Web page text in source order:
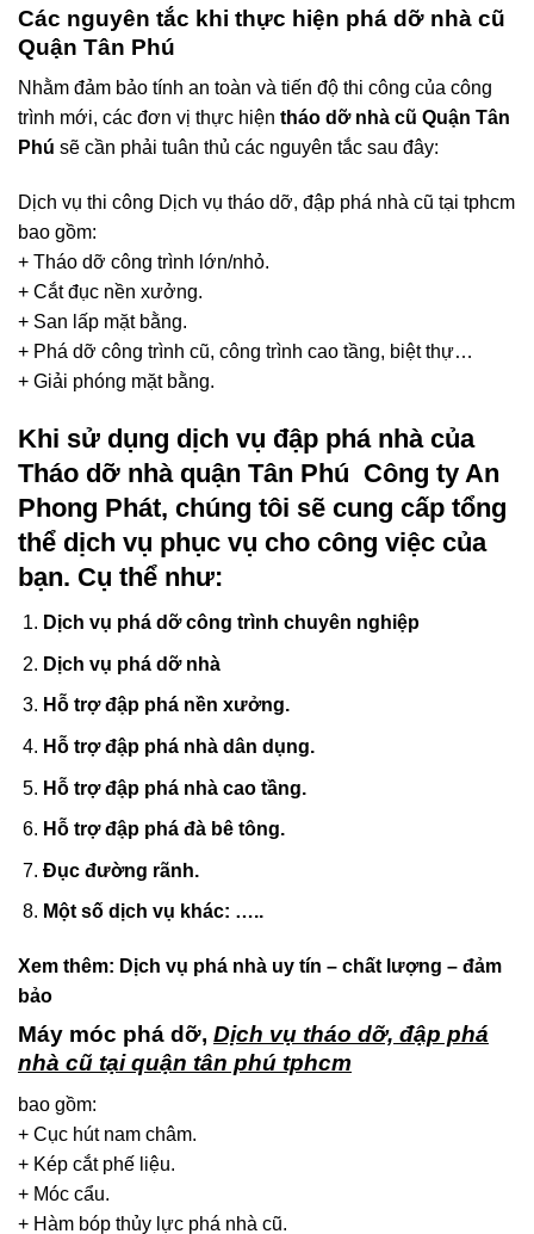
Các nguyên tắc khi thực hiện phá dỡ nhà cũ
Quận Tân Phú
Nhằm đảm bảo tính an toàn và tiến độ thi công của công
trình mới, các đơn vị thực hiện tháo dỡ nhà cũ Quận Tân
Phú sẽ cần phải tuân thủ các nguyên tắc sau đây:
Dịch vụ thi công Dịch vụ tháo dỡ, đập phá nhà cũ tại tphcm
bao gồm:
+ Tháo dỡ công trình lớn/nhỏ.
+ Cắt đục nền xưởng.
+ San lấp mặt bằng.
+ Phá dỡ công trình cũ, công trình cao tầng, biệt thự…
+ Giải phóng mặt bằng.
Khi sử dụng dịch vụ đập phá nhà của
Tháo dỡ nhà quận Tân Phú Công ty An
Phong Phát, chúng tôi sẽ cung cấp tổng
thể dịch vụ phục vụ cho công việc của
bạn. Cụ thể như:
Dịch vụ phá dỡ công trình chuyên nghiệp
Dịch vụ phá dỡ nhà
Hỗ trợ đập phá nền xưởng.
Hỗ trợ đập phá nhà dân dụng.
Hỗ trợ đập phá nhà cao tầng.
Hỗ trợ đập phá đà bê tông.
Đục đường rãnh.
Một số dịch vụ khác: …..
Xem thêm: Dịch vụ phá nhà uy tín – chất lượng – đảm
bảo
Máy móc phá dỡ, Dịch vụ tháo dỡ, đập phá
nhà cũ tại quận tân phú tphcm
bao gồm:
+ Cục hút nam châm.
+ Kép cắt phế liệu.
+ Móc cẩu.
+ Hàm bóp thủy lực phá nhà cũ.